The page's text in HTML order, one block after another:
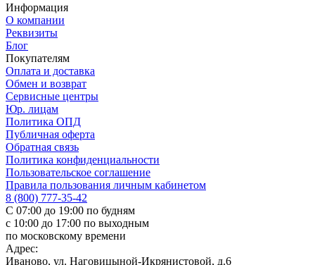
Информация
О компании
Реквизиты
Блог
Покупателям
Оплата и доставка
Обмен и возврат
Сервисные центры
Юр. лицам
Политика ОПД
Публичная оферта
Обратная связь
Политика конфиденциальности
Пользовательское соглашение
Правила пользования личным кабинетом
8 (800) 777-35-42
С 07:00 до 19:00 по будням
с 10:00 до 17:00 по выходным
по московскому времени
Адрес:
Иваново, ул. Наговицыной-Икрянистовой, д.6